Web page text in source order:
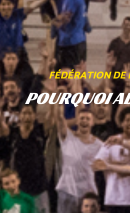
FÉDÉRATION DE
POURQUOI